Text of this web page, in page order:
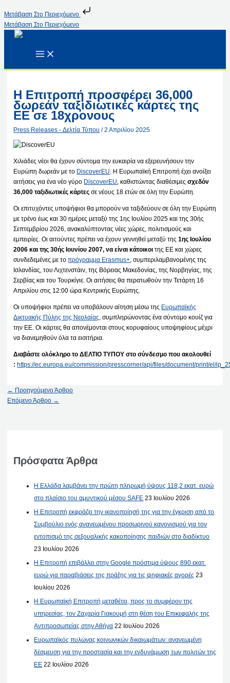
Μετάβαση Στο Περιεχόμενο
Μετάβαση Στο Περιεχόμενο
Η Επιτροπή προσφέρει 36,000
δωρεάν ταξιδιωτικές κάρτες της
ΕΕ σε 18χρονους
Press Releases - Δελτία Τύπου /2 Απριλίου 2025
Χιλιάδες νέοι θα έχουν σύντομα την ευκαιρία να εξερευνήσουν την
Ευρώπη δωρεάν με το DiscoverEU. Η Ευρωπαϊκή Επιτροπή έχει ανοίξει
αιτήσεις για ένα νέο γύρο DiscoverEU, καθιστώντας διαθέσιμεςσχεδόν
36,000 ταξιδιωτικές κάρτες σε νέους 18 ετών σε όλη την Ευρώπη.
Οι επιτυχόντες υποψήφιοι θα μπορούν να ταξιδεύουν σε όλη την Ευρώπη
με τρένο έως και 30 ημέρες μεταξύ της 1ης Ιουλίου 2025 και της 30ής
Σεπτεμβρίου 2026, ανακαλύπτοντας νέες χώρες, πολιτισμούς και
εμπειρίες. Οι αιτούντες πρέπει να έχουν γεννηθεί μεταξύ της1ης Ιουλίου
2006 και της 30ής Ιουνίου 2007, να είναι κάτοικοιτης ΕΕ και χώρες
συνδεδεμένες με τοπρόγραμμα Erasmus+, συμπεριλαμβανομένης της
Ισλανδίας, του Λιχτενστάιν, της Βόρειας Μακεδονίας, της Νορβηγίας, της
Σερβίας και του Τουρκίγιε. Οι αιτήσεις θα περατωθούν την Τετάρτη 16
Απριλίου στις 12:00 ώρα Κεντρικής Ευρώπης.
Οι υποψήφιοι πρέπει να υποβάλουν αίτηση μέσω της Ευρωπαϊκής
Δικτυακής Πύλης της Νεολαίας, συμπληρώνοντας ένα σύντομο κουίζ για
την ΕΕ. Οι κάρτες θα απονέμονται στους κορυφαίους υποψηφίους μέχρι
να διανεμηθούν όλα τα εισιτήρια.
Διαβάστε ολόκληρο το ΔΕΛΤΙΟ ΤΥΠΟΥ στο σύνδεσμο που ακολουθεί
: https://ec.europa.eu/commission/presscorner/api/files/document/print/el/
← Προηγούμενο Άρθρο
Επόμενο Άρθρο →
Πρόσφατα Άρθρα
Η Ελλάδα λαμβάνει την πρώτη πληρωμή ύψους 118,2 εκατ. ευρώ
στο πλαίσιο του αμυντικού μέσου SAFE 23 Ιουλίου 2026
Η Επιτροπή εκφράζει την ικανοποίησή της για την έγκριση από το
Συμβούλιο ενός ανανεωμένου προσωρινού κανονισμού για τον
εντοπισμό της σεξουαλικής κακοποίησης παιδιών στο διαδίκτυο
23 Ιουλίου 2026
Η Επιτροπή επιβάλλει στην Google πρόστιμα ύψους 890 εκατ.
ευρώ για παραβιάσεις της πράξης για τις ψηφιακές αγορές 23
Ιουλίου 2026
Η Ευρωπαϊκή Επιτροπή μεταθέτει, προς το συμφέρον της
υπηρεσίας, τον Ζαχαρία Γιακουμή στη θέση του Επικεφαλής της
Αντιπροσωπείας στην Αθήνα 22 Ιουλίου 2026
Ευρωπαϊκός πυλώνας κοινωνικών δικαιωμάτων: ανανεωμένη
δέσμευση για την προστασία και την ενδυνάμωση των πολιτών της
ΕΕ 22 Ιουλίου 2026